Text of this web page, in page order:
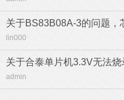
关于BS83B08A-3的问题，
lin000
关于合泰单片机3.3V无法
admin